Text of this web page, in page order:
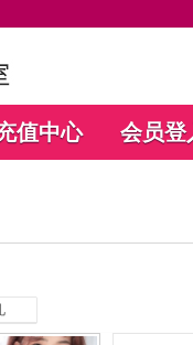
值中心 会员登